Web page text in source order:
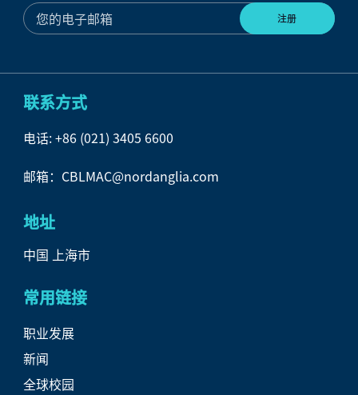
联系方式
电话:+86 (021) 3405 6600
邮箱：CBLMAC@nordanglia.com
地址
中国 上海市
常用链接
职业发展
新闻
全球校园